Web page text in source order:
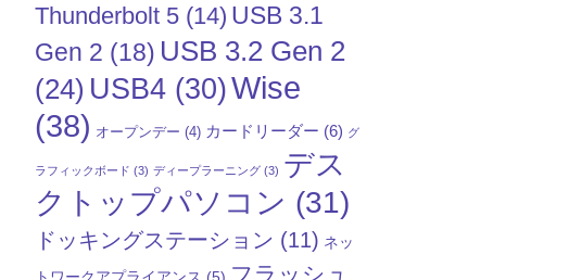
Thunderbolt 5 (14) USB 3.1
Gen 2 (18) USB 3.2 Gen 2
(24) USB4 (30)Wise
(38) オープンデー (4) カードリーダー (6) グ
ラフィックボード (3) ディープラーニング (3) デス
クトップパソコン (31)
ドッキングステーション (11) ネッ
フラッシュ